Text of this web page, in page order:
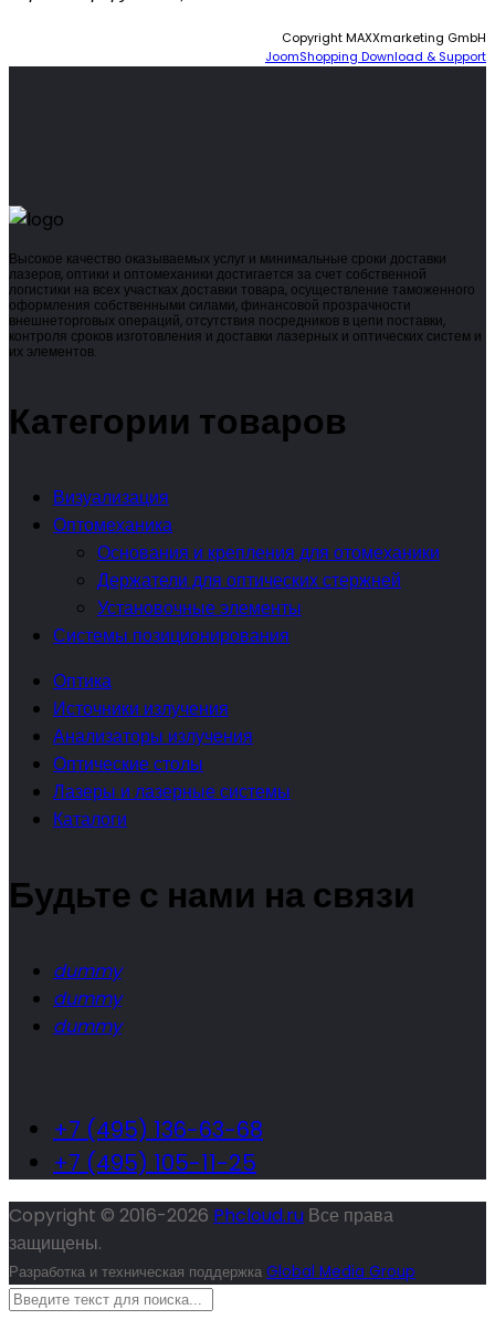
Copyright MAXXmarketing GmbH
JoomShopping Download & Support
Высокое качество оказываемых услуг и минимальные сроки доставки
лазеров, оптики и оптомеханики достигается за счет собственной
логистики на всех участках доставки товара, осуществление таможенного
оформления собственными силами, финансовой прозрачности
внешнеторговых операций, отсутствия посредников в цепи поставки,
контроля сроков изготовления и доставки лазерных и оптических систем и
их элементов.
Категории товаров
Визуализация
Оптомеханика
Основания и крепления для отомеханики
Держатели для оптических стержней
Установочные элементы
Системы позиционирования
Оптика
Источники излучения
Анализаторы излучения
Оптические столы
Лазеры и лазерные системы
Каталоги
Будьте с нами на связи
dummy
dummy
dummy
+7 (495) 136-63-68
+7 (495) 105-11-25
Copyright © 2016-2026 Phcloud.ru Все права
защищены.
Разработка и техническая поддержка Global Media Group